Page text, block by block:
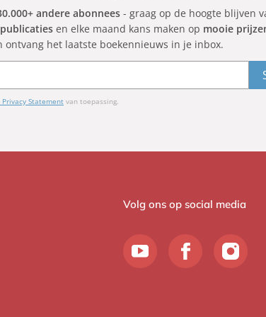
andere abonnees - graag op de hoogte blijven
en elke maand kans maken op mooie
ontvang het laatste boekennieuws in je inbox.
Privacy Statementvan toepassing.
Volg ons op social media